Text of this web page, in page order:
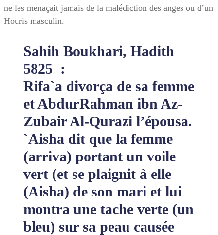
ne les menaçait jamais de la malédiction des anges ou d’un
Houris masculin.
Sahih Boukhari, Hadith
5825 :
Rifa`a divorça de sa femme
et AbdurRahman ibn Az-
Zubair Al-Qurazi l’épousa.
`Aisha dit que la femme
(arriva) portant un voile
vert (et se plaignit à elle
(Aisha) de son mari et lui
montra une tache verte (un
bleu) sur sa peau causée